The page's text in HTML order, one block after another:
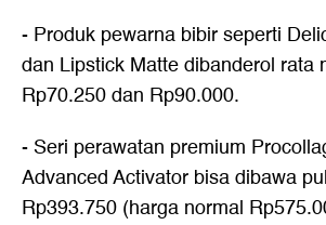
- Produk pewarna bibir seperti
dan Lipstick Matte dibanderol rata
Rp70.250 dan Rp90.000.
- Seri perawatan premium
Advanced Activator bisa dibawa
Rp393.750 (harga normal